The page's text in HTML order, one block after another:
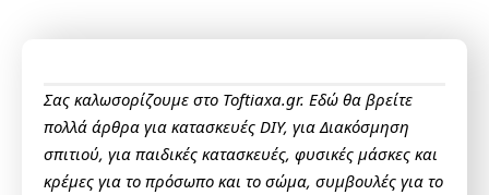
Σας καλωσορίζουμε στο Toftiaxa.gr. Εδώ θα βρείτε
πολλά άρθρα για κατασκευές DIY, για Διακόσμηση
σπιτιού, για παιδικές κατασκευές, φυσικές μάσκες και
κρέμες για το πρόσωπο και το σώμα, συμβουλές για το